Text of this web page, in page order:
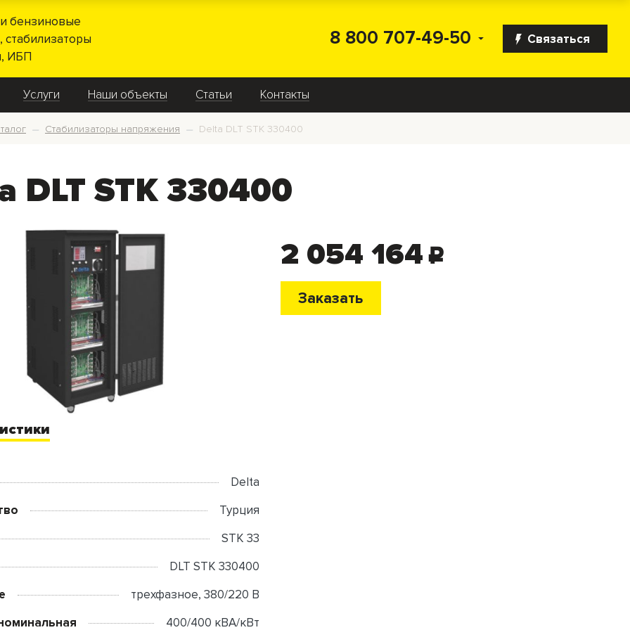
бензиновые
стабилизаторы
ИБП
Связаться
8 800 707-49-50
Услуги Наши объекты Статьи Контакты
— Стабилизаторы напряжения — Delta DLT STK 330400
DLT STK 330400
2 054 164 c
Заказать
Delta
Турция
STK 33
DLT STK 330400
трехфазное, 380/220 В
400/400 кВА/кВт